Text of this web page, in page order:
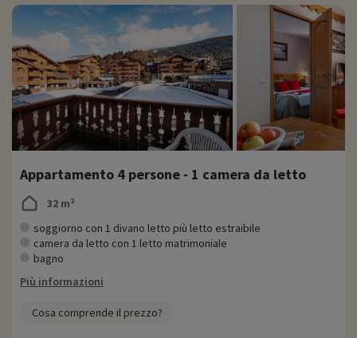
esclusa la cucina.
Attività per famiglie in loco
Per informazioni precise sulle attività disponibili in loco (data di
apertura, età del club, contenuto dello zaino per i bambini, ecc.
Come in molti residence di montagna, le attività sono concentrate
all'interno del resort. Tuttavia, all'interno del residence troverete
un'area acquatica con piscina interna riscaldata, hammam, sauna e
jacuzzi. Non dimenticate il calcio balilla, il tavolo da biliardo e i giochi
da tavolo disponibili in loco.
Il ristorante
Les Fermes du Soleil offre un servizio di panetteria e una rosticceria
per deliziare il vostro palato. Queste opzioni devono essere
servizio di rosticceria saranno portati direttamente nel vostro
Appartamento 4 persone - 1 camera da letto
32 m²
soggiorno con 1 divano letto più letto estraibile
camera da letto con 1 letto matrimoniale
bagno
Più informazioni
Cosa comprende il prezzo?